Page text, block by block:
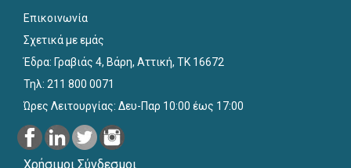
Επικοινωνία
Σχετικά με εμάς
Έδρα: Γραβιάς 4, Βάρη, Αττική, ΤΚ 16672
Τηλ: 211 800 0071
Ώρες Λειτουργίας: Δευ-Παρ 10:00 έως 17:00
Χρήσιμοι Σύνδεσμοι